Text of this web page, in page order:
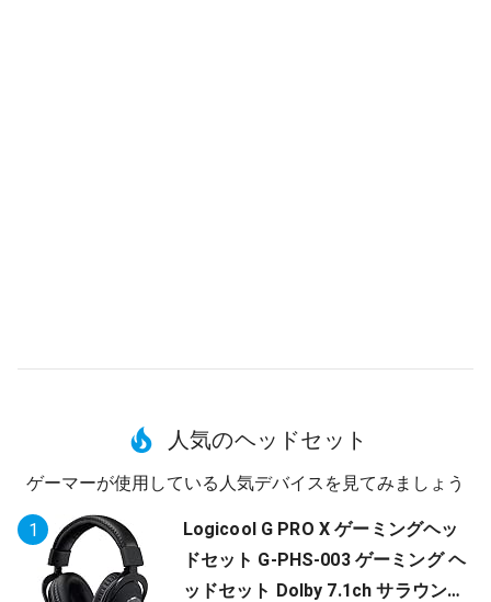
人気のヘッドセット
ゲーマーが使用している人気デバイスを見てみましょう
1
Logicool G PRO X ゲーミングヘッ
ドセット G-PHS-003 ゲーミング ヘ
ッドセット Dolby 7.1ch サラウンド